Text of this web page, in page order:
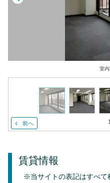
室内
前へ
賃貸情報
※当サイトの表記はすべて